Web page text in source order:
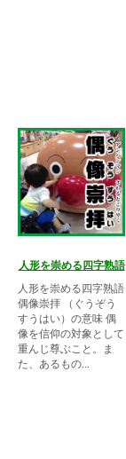
人形を崇める四字熟語
人形を崇める四字熟語
偶像崇拝 （ぐうぞう
すうはい）の意味 偶
像を信仰の対象として
重んじ尊ぶこと。ま
た、あるもの...